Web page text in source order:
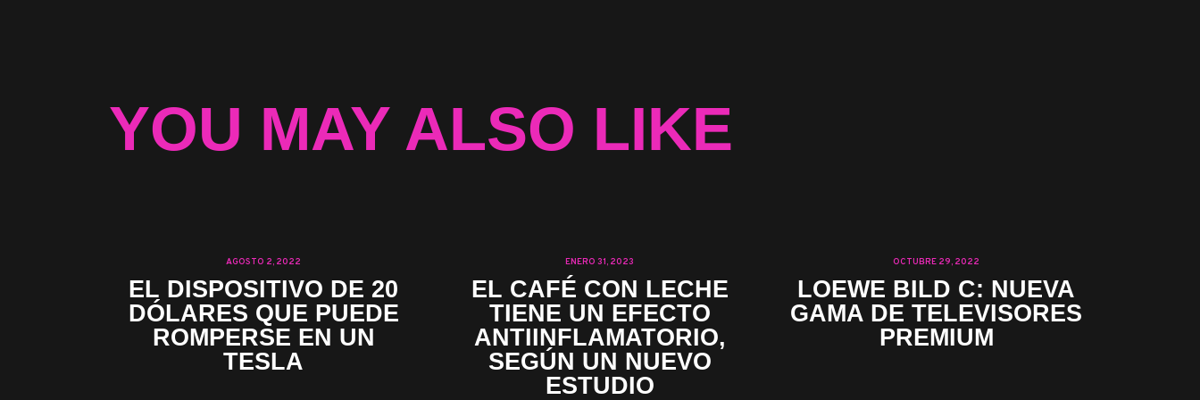
YOU MAY ALSO LIKE
AGOSTO 2, 2022
EL DISPOSITIVO DE 20
DÓLARES QUE PUEDE
ROMPERSE EN UN
TESLA
ENERO 31, 2023
EL CAFÉ CON LECHE
TIENE UN EFECTO
ANTIINFLAMATORIO,
SEGÚN UN NUEVO
ESTUDIO
OCTUBRE 29, 2022
LOEWE BILD C: NUEVA
GAMA DE TELEVISORES
PREMIUM